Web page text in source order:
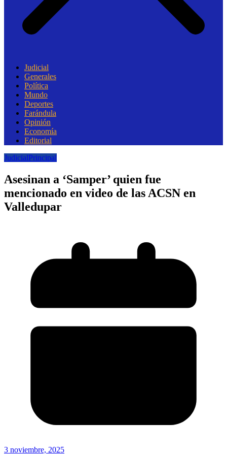
Judicial
Generales
Política
Mundo
Deportes
Farándula
Opinión
Economía
Editorial
JudicialPrincipal
Asesinan a ‘Samper’ quien fue
mencionado en video de las ACSN en
Valledupar
3 noviembre, 2025